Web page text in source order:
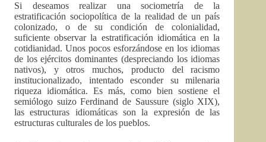
Si deseamos realizar una sociometría de la
estratificación sociopolítica de la realidad de un país
colonizado, o de su condición de colonialidad,
suficiente observar la estratificación idiomática en la
cotidianidad. Unos pocos esforzándose en los idiomas
de los ejércitos dominantes (despreciando los idiomas
nativos), y otros muchos, producto del racismo
institucionalizado, intentado esconder su milenaria
riqueza idiomática. Es más, como bien sostiene el
semiólogo suizo Ferdinand de Saussure (siglo XIX),
las estructuras idiomáticas son la expresión de las
estructuras culturales de los pueblos.